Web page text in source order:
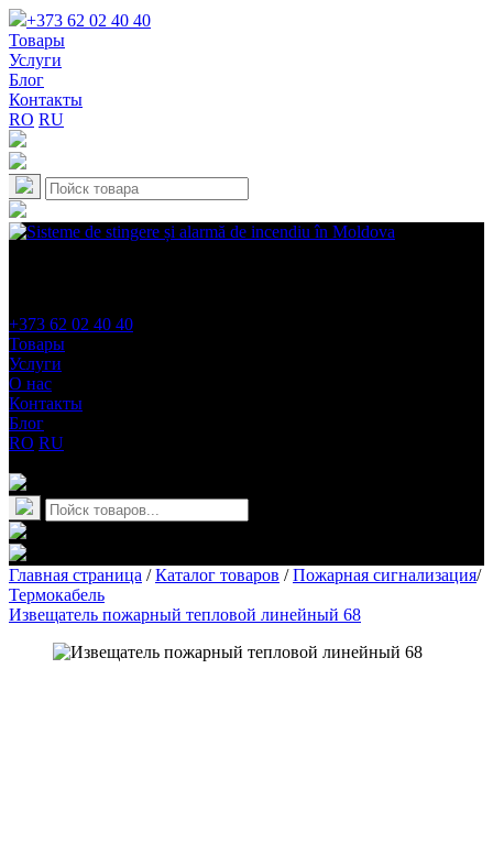
+373 62 02 40 40
Товары
Услуги
Блог
Контакты
RO RU
+373 62 02 40 40
Товары
Услуги
О нас
Контакты
Блог
RO RU
Главная страница / Каталог товаров / Пожарная сигнализация/
Термокабель
Извещатель пожарный тепловой линейный 68